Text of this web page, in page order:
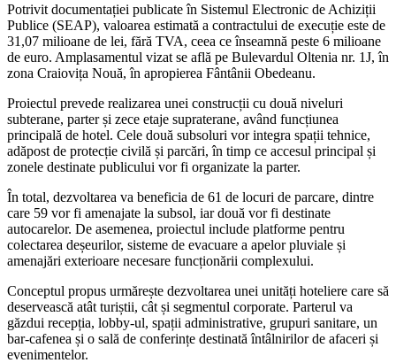
Potrivit documentației publicate în Sistemul Electronic de Achiziții
Publice (SEAP), valoarea estimată a contractului de execuție este de
31,07 milioane de lei, fără TVA, ceea ce înseamnă peste 6 milioane
de euro. Amplasamentul vizat se află pe Bulevardul Oltenia nr. 1J, în
zona Craiovița Nouă, în apropierea Fântânii Obedeanu.
Proiectul prevede realizarea unei construcții cu două niveluri
subterane, parter și zece etaje supraterane, având funcțiunea
principală de hotel. Cele două subsoluri vor integra spații tehnice,
adăpost de protecție civilă și parcări, în timp ce accesul principal și
zonele destinate publicului vor fi organizate la parter.
În total, dezvoltarea va beneficia de 61 de locuri de parcare, dintre
care 59 vor fi amenajate la subsol, iar două vor fi destinate
autocarelor. De asemenea, proiectul include platforme pentru
colectarea deșeurilor, sisteme de evacuare a apelor pluviale și
amenajări exterioare necesare funcționării complexului.
Conceptul propus urmărește dezvoltarea unei unități hoteliere care să
deservească atât turiștii, cât și segmentul corporate. Parterul va
găzdui recepția, lobby-ul, spații administrative, grupuri sanitare, un
bar-cafenea și o sală de conferințe destinată întâlnirilor de afaceri și
evenimentelor.